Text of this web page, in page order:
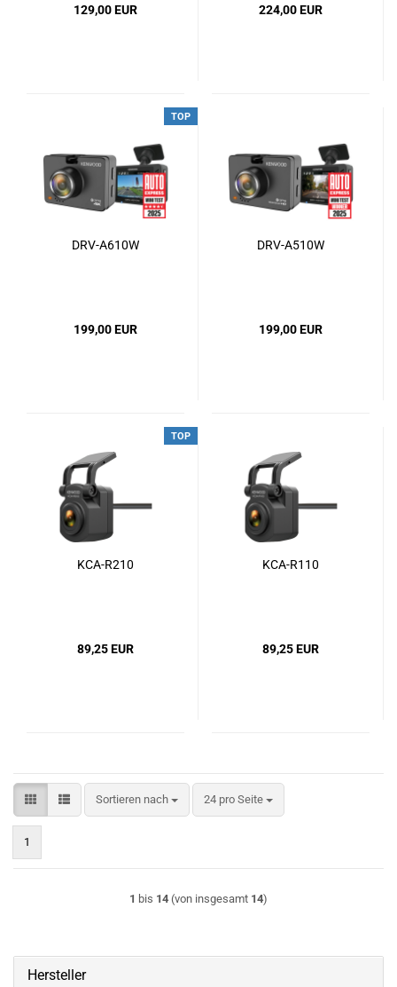
129,00 EUR 224,00 EUR
TOP
DRV-A610W
199,00 EUR
DRV-A510W
199,00 EUR
TOP
KCA-R210
89,25 EUR
KCA-R110
89,25 EUR
Sortieren nach
Sortieren nach 24 pro Seite
pro Seite
1
1 bis 14 (von insgesamt 14)
Hersteller